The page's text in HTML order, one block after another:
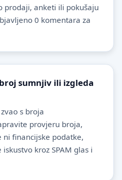
prodaji, anketi ili pokušaju
0 komentara za
sumnjiv ili izgleda
s broja
provjeru broja,
financijske podatke,
kroz SPAM glas i